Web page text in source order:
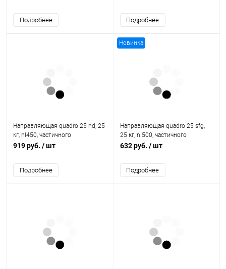
Подробнее Подробнее
Направляющая quadro 25 hd, 25
кг, nl450, частичного
выдвижения, eb20, правая
919 руб. / шт
Подробнее
Новинка
Направляющая quadro 25 sfg,
25 кг, nl500, частичного
выдвижения, eb20, правая
632 руб. / шт
Подробнее